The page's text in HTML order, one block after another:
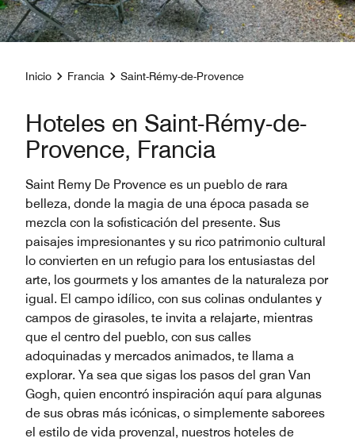
Inicio Francia Saint-Rémy-de-Provence
Hoteles en Saint-Rémy-de-
Provence, Francia
Saint Remy De Provence es un pueblo de rara
belleza, donde la magia de una época pasada se
mezcla con la sofisticación del presente. Sus
paisajes impresionantes y su rico patrimonio cultural
lo convierten en un refugio para los entusiastas del
arte, los gourmets y los amantes de la naturaleza por
igual. El campo idílico, con sus colinas ondulantes y
campos de girasoles, te invita a relajarte, mientras
que el centro del pueblo, con sus calles
adoquinadas y mercados animados, te llama a
explorar. Ya sea que sigas los pasos del gran Van
Gogh, quien encontró inspiración aquí para algunas
de sus obras más icónicas, o simplemente saborees
el estilo de vida provenzal, nuestros hoteles de